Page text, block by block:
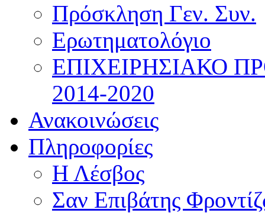
Πρόσκληση Γεν. Συν.
Ερωτηματολόγιο
ΕΠΙΧΕΙΡΗΣΙΑΚΟ
2014-2020
Ανακοινώσεις
Πληροφορίες
Η Λέσβος
Σαν Επιβάτης